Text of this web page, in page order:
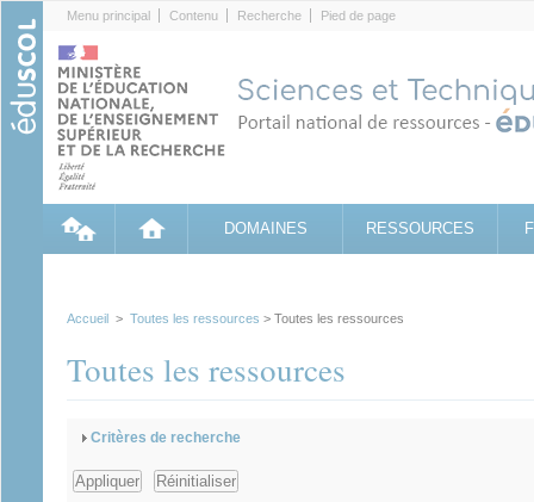
Menu principal Contenu Recherche Pied de page
DOMAINES RESSOURCES
Accueil > Toutes les ressources > Toutes les ressources
Toutes les ressources
Afficher
Critères de recherche